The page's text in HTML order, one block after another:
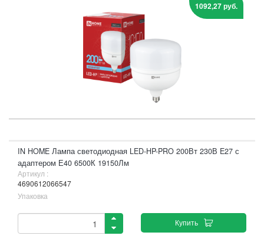
1092,27 руб.
IN HOME Лампа светодиодная LED-HP-PRO 200Вт 230В E27 с
адаптером Е40 6500К 19150Лм
Артикул :
4690612066547
Упаковка
Купить